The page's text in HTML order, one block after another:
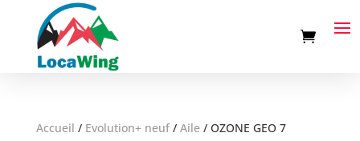
Accueil / Evolution+ neuf/ Aile/ OZONE GEO 7